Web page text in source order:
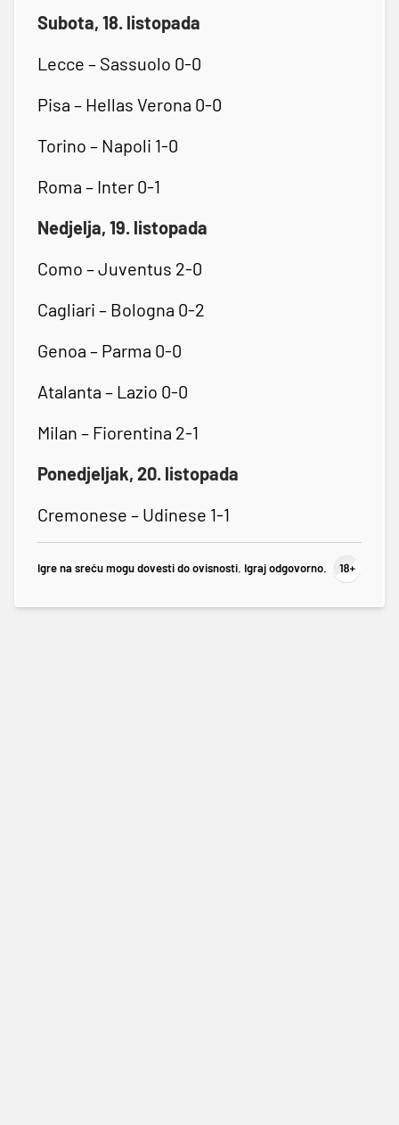
Subota, 18. listopada
Lecce – Sassuolo 0-0
Pisa – Hellas Verona 0-0
Torino – Napoli 1-0
Roma – Inter 0-1
Nedjelja, 19. listopada
Como – Juventus 2-0
Cagliari – Bologna 0-2
Genoa – Parma 0-0
Atalanta – Lazio 0-0
Milan – Fiorentina 2-1
Ponedjeljak, 20. listopada
Cremonese – Udinese 1-1
Igre na sreću mogu dovesti do ovisnosti. Igraj odgovorno.